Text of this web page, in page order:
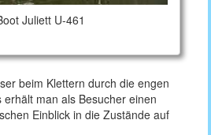
Juliett U-461
beim Klettern durch die engen
man als Besucher einen
Einblick in die Zustände auf